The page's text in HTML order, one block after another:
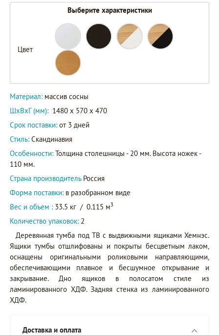
Выберите характеристики
Цвет
Материал: массив сосны
ШxВxГ (мм): 1480 x 570 x 470
Срок поставки: от 3 дней
Стиль: Скандинавия
Особенности: Толщина столешницы - 20 мм. Высота ножек -
110 мм.
Страна производитель Россия
Форма поставки: в разобранном виде
Вес и объем : 33.5 кг / 0.115 м3
Количество упаковок: 2
Деревянная тумба под ТВ с выдвижными ящиками Хемнэс.
Ящики тумбы отшлифованы и покрыты бесцветным лаком,
оснащены оригинальными роликовыми направляющими,
обеспечивающими плавное и бесшумное открывание и
закрывание. Дно ящиков в полосатом стиле из
ламинированного ХДФ. Задняя стенка из ламинированного
ХДФ.
Доставка и оплата